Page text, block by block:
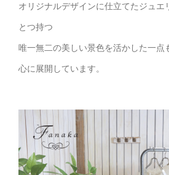
オリジナルデザインに仕立てたジュエ
とつ持つ
唯一無二の美しい景色を活かした一点
心に展開しています。